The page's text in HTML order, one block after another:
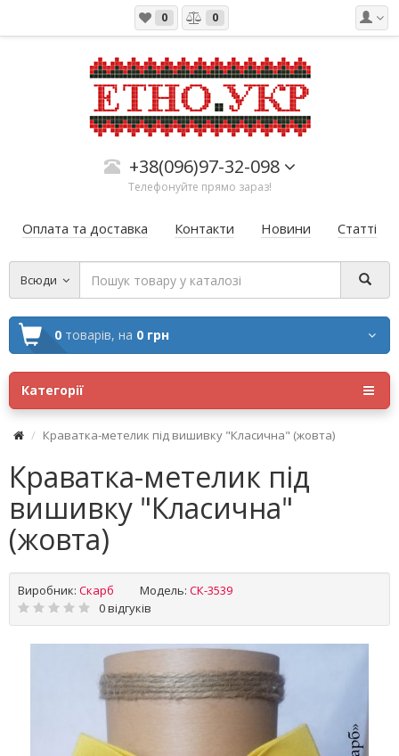
0 0
+38(096)97-32-098
Телефонуйте прямо зараз!
Оплата та доставка Контакти Новини Статті
Всюди
0 товарів, на 0 грн
Категорії
Краватка-метелик під вишивку "Класична" (жовта)
Краватка-метелик під
вишивку "Класична"
(жовта)
Виробник: Скарб Модель: СК-3539
0 відгуків